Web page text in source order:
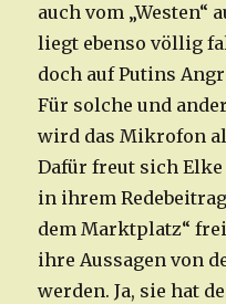
auch vom „Westen“
liegt ebenso völlig
doch auf Putins
Für solche und
wird das Mikrofon
Dafür freut sich Elke
in ihrem
dem Marktplatz“
ihre Aussagen von
werden. Ja, sie hat